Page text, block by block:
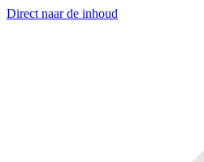
Direct naar de inhoud